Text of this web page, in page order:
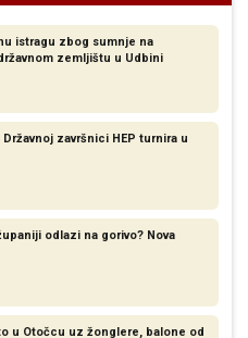
istragu zbog sumnje na
zemljištu u Udbini
završnici HEP turnira u
odlazi na gorivo? Nova
u Otočcu uz žonglere, balone od